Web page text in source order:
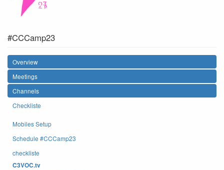
#CCCamp23
Overview
Meetings
Channels
Checkliste
Mobiles Setup
Schedule #CCCamp23
checkliste
C3VOC.tv